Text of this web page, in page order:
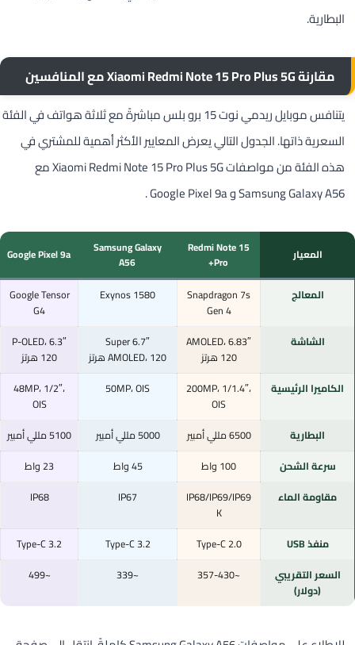
البطارية.
مقارنة Xiaomi Redmi Note 15 Pro Plus 5G مع المنافسين
يتنافس موبايل ريدمي نوت 15 برو بلس مباشرةً مع ثلاثة هواتف في الفئة
السعرية ذاتها. الجدول التالي يعرض المعايير الأكثر أهمية للمشتري في
هذه الفئة من مواصفات Xiaomi Redmi Note 15 Pro Plus 5G مع
Samsung Galaxy A56 و Google Pixel 9a .
المعيار
Redmi Note 15
Pro+
Samsung Galaxy
A56
Google Pixel 9a
المعالج
Snapdragon 7s
Gen 4
Exynos 1580
Google Tensor
G4
الشاشة
6.83″ AMOLED،
120 هرتز
6.7″ Super
AMOLED، 120 هرتز
6.3″ P-OLED،
120 هرتز
الكاميرا الرئيسية
200MP، 1/1.4″،
OIS
50MP، OIS
48MP، 1/2″،
OIS
البطارية
6500 مللي أمبير 5000 مللي أمبير
5100 مللي أمبير
سرعة الشحن
100 واط 45 واط
23 واط
مقاومة الماء
IP68/IP69/IP69
K
IP67
IP68
منفذ USB Type-C 2.0
Type-C 3.2
Type-C 3.2
السعر التقريبي
(دولار)
~357-430
~339
~499